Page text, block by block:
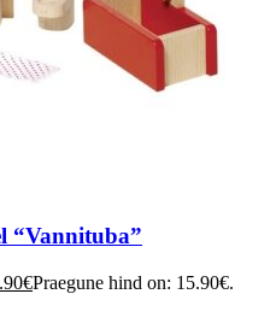
“Vannituba”
€Praegune hind on: 15.90€.